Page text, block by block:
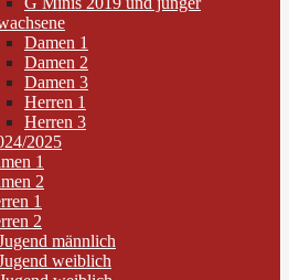
Damen 1
Damen 2
Damen 3
Herren 1
Herren 3
2025
1
2
1
2
männlich
weiblich